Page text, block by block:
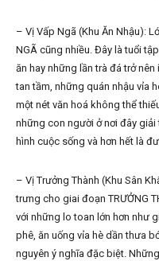
– Vị Vấp Ngã (Khu Ăn Nhậu):
NGÃ cũng nhiều. Đây là tuổi
ăn hay những lần trà đá trở
tan tầm, những quán nhậu vỉa
một nét văn hoá không thể
những con người ở nơi đây
hình cuộc sống và hơn hết là
– Vị Trưởng Thành (Khu Sân
trưng cho giai đoạn TRƯỞNG
với những lo toan lớn hơn như
phê, ăn uống vỉa hè dần thưa
nguyên ý nghĩa đặc biệt.